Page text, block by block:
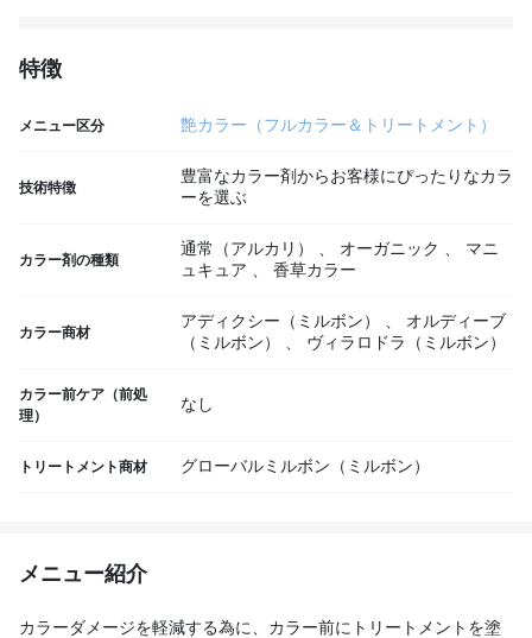
特徴
メニュー区分 艶カラー（フルカラー＆トリートメント）
技術特徴
豊富なカラー剤からお客様にぴったりなカラ
ーを選ぶ
カラー剤の種類
通常（アルカリ） 、 オーガニック 、
マニ
ュキュア 、 香草カラー
カラー商材
アディクシー（ミルボン） 、
オルディーブ
（ミルボン）
、 ヴィラロドラ（ミルボン）
カラー前ケア（前処
理）
なし
トリートメント商材 グローバルミルボン（ミルボン）
メニュー紹介
カラーダメージを軽減する為に、カラー前にトリートメントを塗